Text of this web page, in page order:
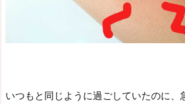
いつもと同じように過ごしていたのに、